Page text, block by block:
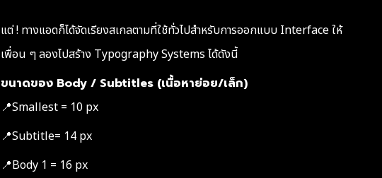
แต่ ! ทางแอดก็ได้จัดเรียงสเกลตามที่ใช้ทั่วไปสำหรับการออกแบบ Interface ให้
เพื่อน ๆ ลองไปสร้าง Typography Systems ได้ดังนี้
ขนาดของ Body / Subtitles (เนื้อหาย่อย/เล็ก)
📍Smallest = 10 px
📍Subtitle= 14 px
📍Body 1 = 16 px